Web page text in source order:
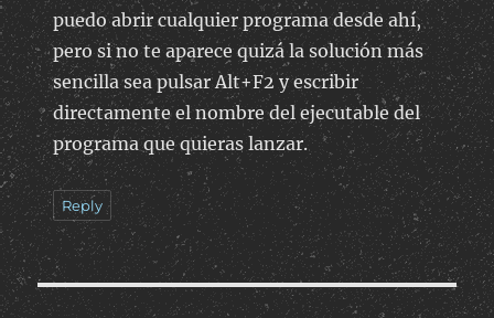
puedo abrir cualquier programa desde ahí,
pero si no te aparece quizá la solución más
sencilla sea pulsar Alt+F2 y escribir
directamente el nombre del ejecutable del
programa que quieras lanzar.
Reply